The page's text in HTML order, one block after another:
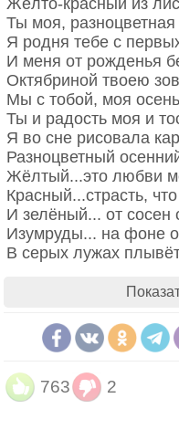
При этом, среди всех
фиолетовый – один
Его "внешний
освещения и
вообще
Его трудно
Он быстро
в другой цвет
Его трудно
условиях (а это
найти гораздо
В более глубоких
природные
круглые колодцы —
Необыкновенный
человека, только
поросшие мхом
высоко в горячем
добычу, и эта
вода, проникающая в
Жёлто-красный из
Ты моя, разноцветная
Я родня тебе с
И меня от рожденья
Октябриной твоею
Мы с тобой, моя
Ты и радость моя и
Я во сне рисовала
Разноцветный
Жёлтый...это любви
Красный...страсть,
И зелёный... от сосен
Изумруды... на фоне
В серых лужах
Тихой песней с
Ты степенна и не
Примеряешь наряд
В жёлтом - ты
Я любуюсь тобой
763 2